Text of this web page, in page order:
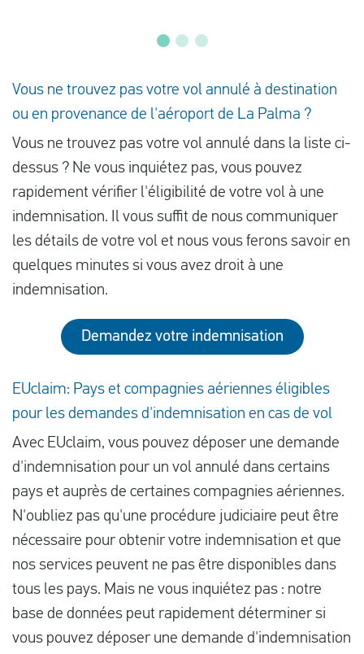
Vous ne trouvez pas votre vol annulé à destination
ou en provenance de l'aéroport de La Palma ?
Vous ne trouvez pas votre vol annulé dans la liste ci-
dessus ? Ne vous inquiétez pas, vous pouvez
rapidement vérifier l'éligibilité de votre vol à une
indemnisation. Il vous suffit de nous communiquer
les détails de votre vol et nous vous ferons savoir en
quelques minutes si vous avez droit à une
indemnisation.
Demandez votre indemnisation
EUclaim: Pays et compagnies aériennes éligibles
pour les demandes d'indemnisation en cas de vol
Avec EUclaim, vous pouvez déposer une demande
d'indemnisation pour un vol annulé dans certains
pays et auprès de certaines compagnies aériennes.
N'oubliez pas qu'une procédure judiciaire peut être
nécessaire pour obtenir votre indemnisation et que
nos services peuvent ne pas être disponibles dans
tous les pays. Mais ne vous inquiétez pas : notre
base de données peut rapidement déterminer si
vous pouvez déposer une demande d'indemnisation